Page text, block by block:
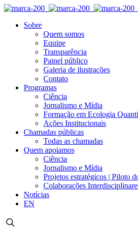
Sobre
Quem somos
Equipe
Transparência
Painel público
Galeria de ilustrações
Contato
Programas
Ciência
Jornalismo e Mídia
Formação em Ecologia
Ações Institucionais
Chamadas públicas
Todas as chamadas
Quem apoiamos
Ciência
Jornalismo e Mídia
Projetos estratégicos | Piloto
Colaborações
Notícias
EN